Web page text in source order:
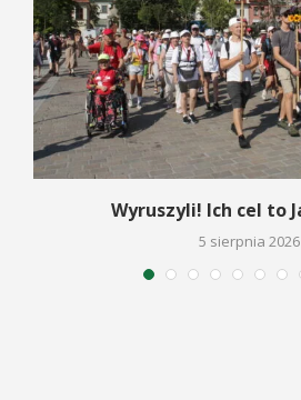
Wyruszyli! Ich cel to
5 sierpnia 2026